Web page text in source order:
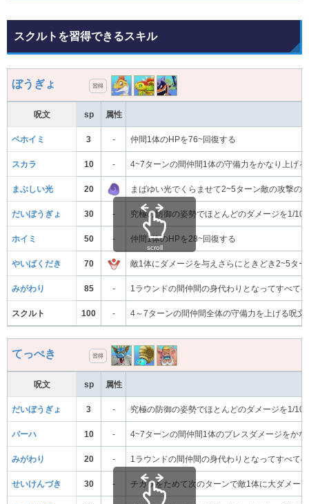
スクルトを習得できるスキル
ぼうぎょ 習得
呪文 sp 属性
ベホイミ 3 - 仲間1体のHPを76~回復する
スカラ 10 - 4~7ターンの間仲間1体の守備力をかなり上げる
まぶしい光 20 まばゆい光でくらませて2~5ターン敵の攻撃の
だいぼうぎょ 30 - 究極の防御の姿勢でほとんどのダメージを1/
ホイミ 50 - 仲間1体のHPを28~回復する
やいばくだき 70 敵1体にダメージを与えさらにときどき2~5タ
みがわり 85 - 1ラウンドの間仲間の身代わりとなってすべて
スクルト 100 - 4～7ターンの間仲間全体の守備力を上げる呪文
scroll
てっぺき 習得
呪文 sp 属性
だいぼうぎょ 3 - 究極の防御の姿勢でほとんどのダメージを1/
バーハ 10 - 4~7ターンの間仲間1体のブレスダメージをかな
みがわり 20 - 1ラウンドの間仲間の身代わりとなってすべて
せいけんづき 30 - チカラをためて次のターンで敵1体に大ダメー